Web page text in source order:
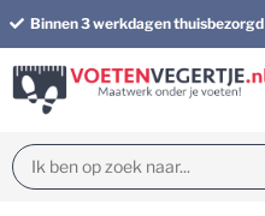
Binnen 3 werkdagen thuisbezorgd